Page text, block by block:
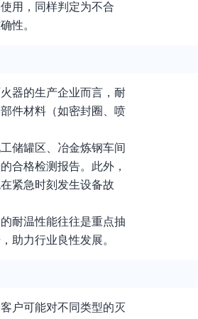
用，同样判定为不合
性。
器的生产企业而言，耐
件材料（如密封圈、喷
储罐区、冶金炼钢车间
合格检测报告。此外，
紧急时刻发生设备故
耐温性能往往是重点抽
助力行业良性发展。
户可能对不同类型的灭